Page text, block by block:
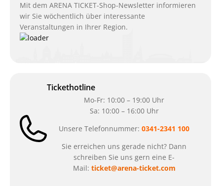
Mit dem ARENA TICKET-Shop-Newsletter informieren
wir Sie wöchentlich über interessante
Veranstaltungen in Ihrer Region.
Tickethotline
Mo-Fr: 10:00 – 19:00 Uhr
Sa: 10:00 – 16:00 Uhr
Unsere Telefonnummer: 0341-2341 100
Sie erreichen uns gerade nicht? Dann
schreiben Sie uns gern eine E-
Mail: ticket@arena-ticket.com